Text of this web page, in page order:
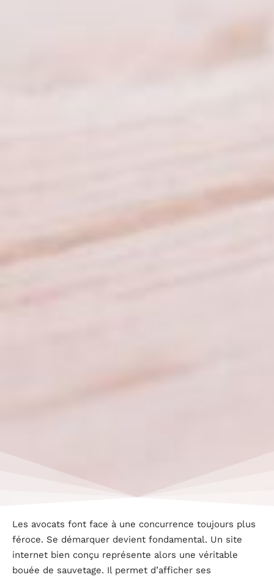
Les avocats font face à une concurrence toujours plus
féroce. Se démarquer devient fondamental. Un site
internet bien conçu représente alors une véritable
bouée de sauvetage. Il permet d’afficher ses